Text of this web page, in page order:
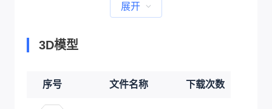
展开
3D模型
序号 文件名称 下载次数